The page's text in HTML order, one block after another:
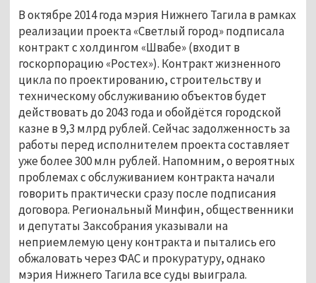
В октябре 2014 года мэрия Нижнего Тагила в рамках
реализации проекта «Светлый город» подписала
контракт с холдингом «Швабе» (входит в
госкорпорацию «Ростех»). Контракт жизненного
цикла по проектированию, строительству и
техническому обслуживанию объектов будет
действовать до 2043 года и обойдётся городской
казне в 9,3 млрд рублей. Сейчас задолженность за
работы перед исполнителем проекта составляет
уже более 300 млн рублей. Напомним, о вероятных
проблемах с обслуживанием контракта начали
говорить практически сразу после подписания
договора. Региональный Минфин, общественники
и депутаты Заксобрания указывали на
неприемлемую цену контракта и пытались его
обжаловать через ФАС и прокуратуру, однако
мэрия Нижнего Тагила все суды выиграла.